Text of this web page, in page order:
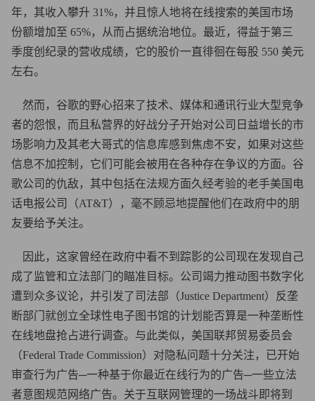
年，其收入攀升 31%，并且惊人地将在线搜索的美国市场
份额增加至 65%，从而占据统治地位。最近，得益于第三
季度创纪录的营收成绩，它的股价一直徘徊在每股 550 美元
左右。
然而，谷歌的野心招来了技术、媒体和通讯行业大型竞争
者的怨恨，而且私营界的好战分子开始对公司日益增长的市
场影响力及其老大哥式的信息库感到焦虑不安，如果对这些
信息不加控制，它们可能会被用在各种存在争议的方面。谷
歌公司的仇敌，其中包括在法规方面久经考验的老手美国电
话电报公司（AT&T），毫不顾忌地提醒他们在政府中的朋
友要给予关注。
因此，这家曾经在政府中看不到踪影的公司现在发现自己
成了监管和立法部门的瞄准目标。公司竭力推动图书数字化
遭到众多议论，并引发了司法部（Justice Department）反垄
断部门就创立全球性电子图书馆的计划能否算是一种垄断性
在线地盘抢占进行调查。与此类似，美国联邦贸易委员会
（Federal Trade Commission）对隐私问题十分关注，已开始
审查行为广告─一种基于你最近在线行为的广告─一些立法
者意图规范网络广告。关于互联网管理的一场战斗即将到